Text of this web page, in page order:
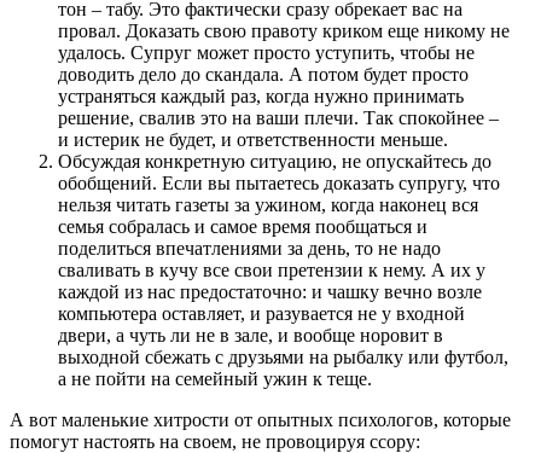
тон – табу. Это фактически сразу обрекает вас на
провал. Доказать свою правоту криком еще никому не
удалось. Супруг может просто уступить, чтобы не
доводить дело до скандала. А потом будет просто
устраняться каждый раз, когда нужно принимать
решение, свалив это на ваши плечи. Так спокойнее –
и истерик не будет, и ответственности меньше.
Обсуждая конкретную ситуацию, не опускайтесь до
обобщений. Если вы пытаетесь доказать супругу, что
нельзя читать газеты за ужином, когда наконец вся
семья собралась и самое время пообщаться и
поделиться впечатлениями за день, то не надо
сваливать в кучу все свои претензии к нему. А их у
каждой из нас предостаточно: и чашку вечно возле
компьютера оставляет, и разувается не у входной
двери, а чуть ли не в зале, и вообще норовит в
выходной сбежать с друзьями на рыбалку или футбол,
а не пойти на семейный ужин к теще.
А вот маленькие хитрости от опытных психологов, которые
помогут настоять на своем, не провоцируя ссору: